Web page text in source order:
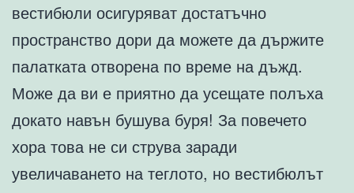
вестибюли осигуряват достатъчно
пространство дори да можете да държите
палатката отворена по време на дъжд.
Може да ви е приятно да усещате полъха
докато навън бушува буря! За повечето
хора това не си струва заради
увеличаването на теглото, но вестибюлът